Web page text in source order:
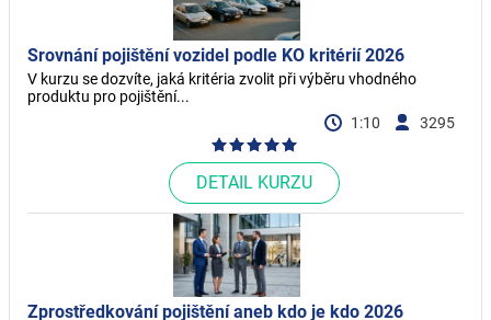
Srovnání pojištění vozidel podle KO kritérií 2026
V kurzu se dozvíte, jaká kritéria zvolit při výběru vhodného
produktu pro pojištění...
1:10
3295
DETAIL KURZU
Zprostředkování pojištění aneb kdo je kdo 2026